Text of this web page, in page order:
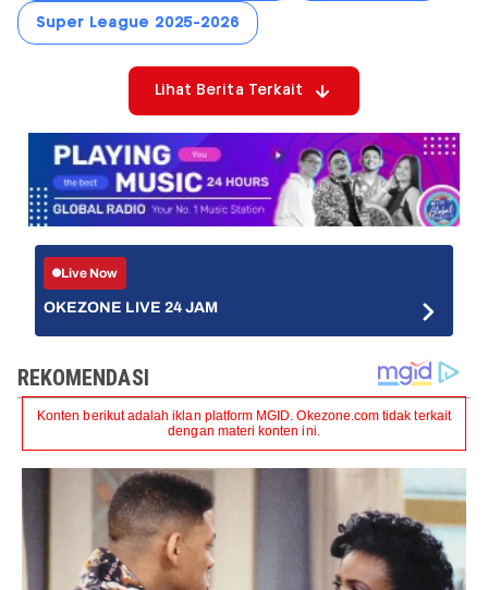
Super League 2025-2026
Lihat Berita Terkait
Live Now
OKEZONE LIVE 24 JAM